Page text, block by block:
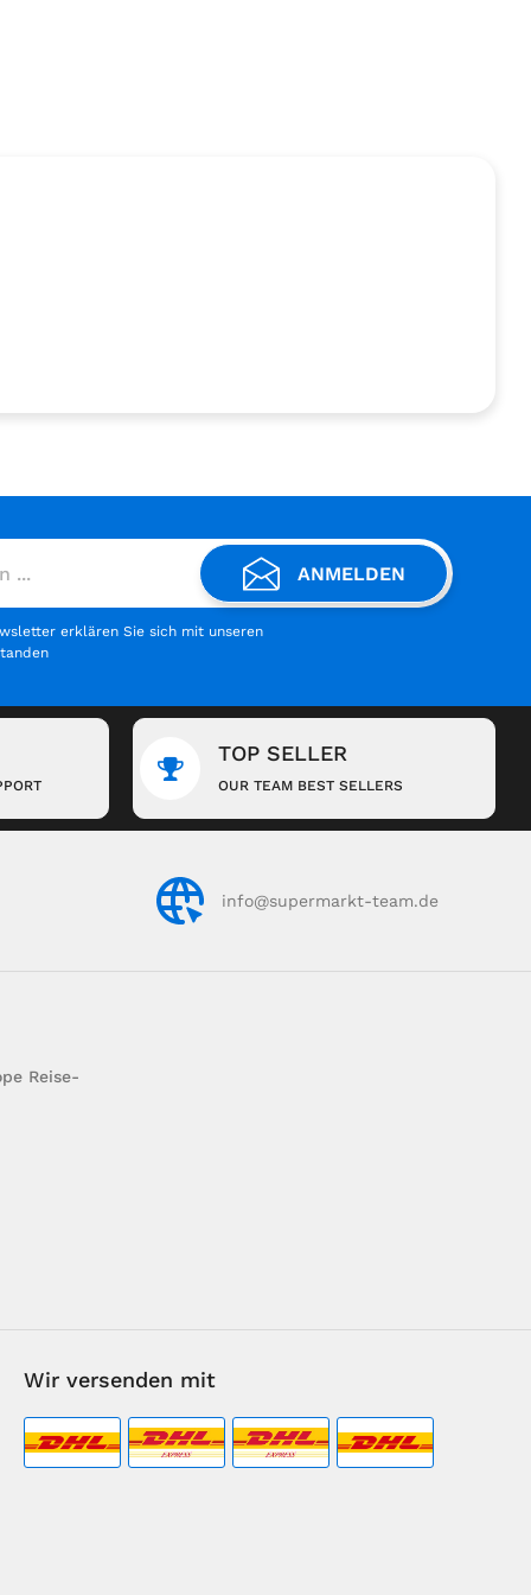
ANMELDEN
erklären Sie sich mit unseren
TOP SELLER
OUR TEAM BEST SELLERS
info@supermarkt-team.de
Reise-
Wir versenden mit